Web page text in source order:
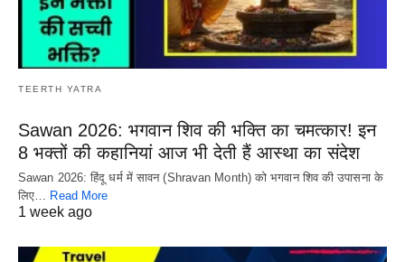
TEERTH YATRA
Sawan 2026: भगवान शिव की भक्ति का चमत्कार! इन
8 भक्तों की कहानियां आज भी देती हैं आस्था का संदेश
Sawan 2026: हिंदू धर्म में सावन (Shravan Month) को भगवान शिव की उपासना के
लिए…
Read More
1 week ago